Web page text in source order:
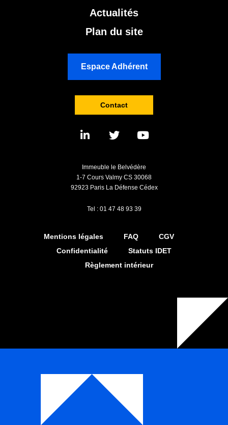
Actualités
Plan du site
Espace Adhérent
Contact
Immeuble le Belvédère
1-7 Cours Valmy CS 30068
92923 Paris La Défense Cédex
Tel : 01 47 48 93 39
Mentions légales FAQ
CGV
Confidentialité
Statuts IDET
Règlement intérieur